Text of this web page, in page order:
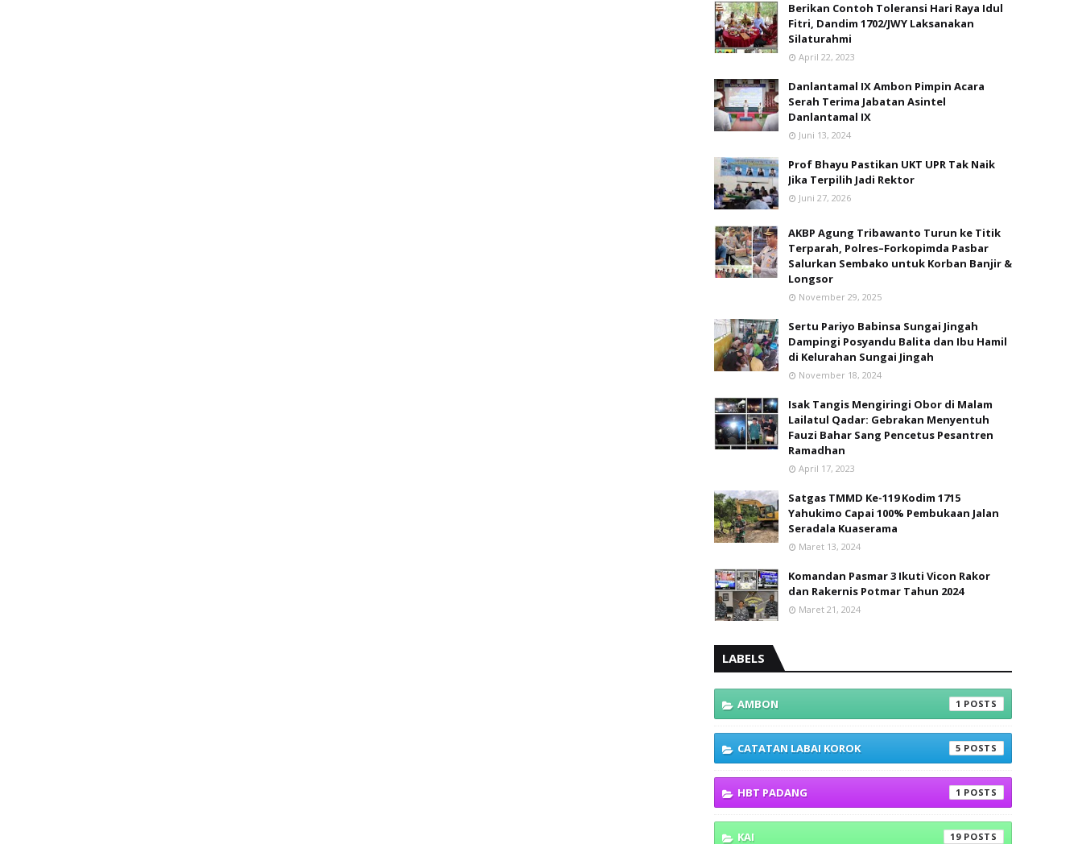
Berikan Contoh Toleransi Hari Raya Idul
Fitri, Dandim 1702/JWY Laksanakan
Silaturahmi
April 22, 2023
Danlantamal IX Ambon Pimpin Acara
Serah Terima Jabatan Asintel
Danlantamal IX
Juni 13, 2024
Prof Bhayu Pastikan UKT UPR Tak Naik
Jika Terpilih Jadi Rektor
Juni 27, 2026
AKBP Agung Tribawanto Turun ke Titik
Terparah, Polres–Forkopimda Pasbar
Salurkan Sembako untuk Korban Banjir &
Longsor
November 29, 2025
Sertu Pariyo Babinsa Sungai Jingah
Dampingi Posyandu Balita dan Ibu Hamil
di Kelurahan Sungai Jingah
November 18, 2024
Isak Tangis Mengiringi Obor di Malam
Lailatul Qadar: Gebrakan Menyentuh
Fauzi Bahar Sang Pencetus Pesantren
Ramadhan
April 17, 2023
Satgas TMMD Ke-119 Kodim 1715
Yahukimo Capai 100% Pembukaan Jalan
Seradala Kuaserama
Maret 13, 2024
Komandan Pasmar 3 Ikuti Vicon Rakor
dan Rakernis Potmar Tahun 2024
Maret 21, 2024
LABELS
AMBON 1
CATATAN LABAI KOROK 5
HBT PADANG 1
KAI 19